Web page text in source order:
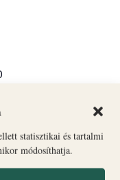
statisztikai és tartalmi
módosíthatja.
a stallum?
a Szent
rejtenek a